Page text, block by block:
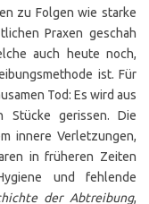
zu Folgen wie starke
Praxen geschah
auch heute noch,
ist. Für
Tod: Es wird aus
Stücke gerissen. Die
innere Verletzungen,
in früheren Zeiten
und fehlende
der Abtreibung,